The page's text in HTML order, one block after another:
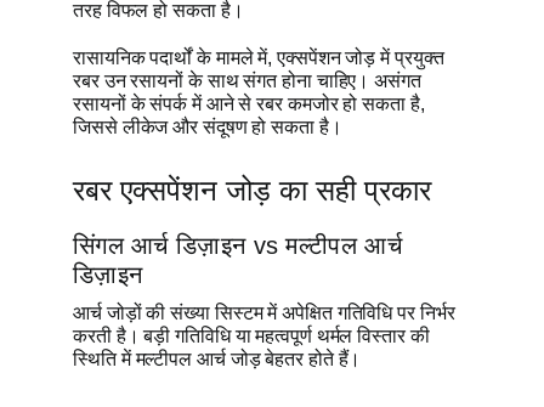
तरह विफल हो सकता है।
रासायनिक पदार्थों के मामले में, एक्सपेंशन जोड़ में प्रयुक्त
रबर उन रसायनों के साथ संगत होना चाहिए। असंगत
रसायनों के संपर्क में आने से रबर कमजोर हो सकता है,
जिससे लीकेज और संदूषण हो सकता है।
रबर एक्सपेंशन जोड़ का सही प्रकार
सिंगल आर्च डिज़ाइन vs मल्टीपल आर्च
डिज़ाइन
आर्च जोड़ों की संख्या सिस्टम में अपेक्षित गतिविधि पर निर्भर
करती है। बड़ी गतिविधि या महत्वपूर्ण थर्मल विस्तार की
स्थिति में मल्टीपल आर्च जोड़ बेहतर होते हैं।